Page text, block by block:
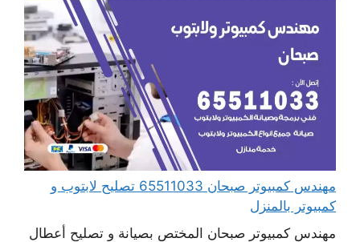
مهندس كمبيوتر صبحان 65511033 تصليح لابتوب و
كمبيوتر بالمنزل
مهندس كمبيوتر صبحان المختص بصيانة و تصليح أعطال